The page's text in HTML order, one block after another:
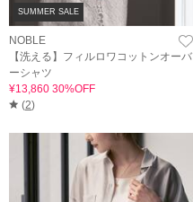
SUMMER SALE
NOBLE
【洗える】フィルロワコットンオーバ
ーシャツ
¥13,860 30%OFF
(2)